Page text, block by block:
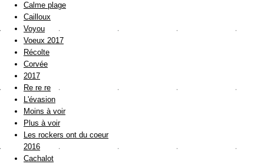
Calme plage
Cailloux
Voyou
Voeux 2017
Récolte
Corvée
2017
Re re re
L'évasion
Moins à voir
Plus à voir
Les rockers ont du coeur
2016
Cachalot